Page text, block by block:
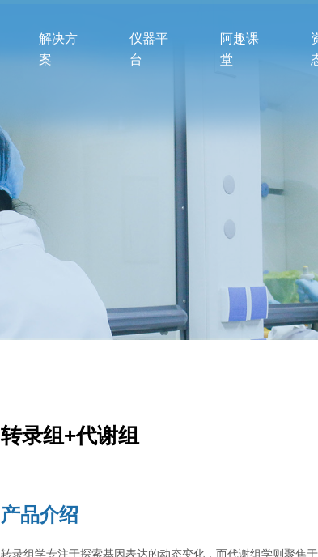
解决方
案
仪器平
台
阿趣课
堂
转录组+代谢组
产品介绍
转录组学专注于探索基因表达的动态变化，而代谢组学则聚焦